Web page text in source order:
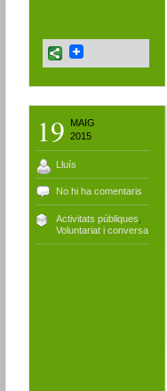
19
MAIG
2015
Lluís
No hi ha comentaris
Activitats públiques
Voluntariat i conversa